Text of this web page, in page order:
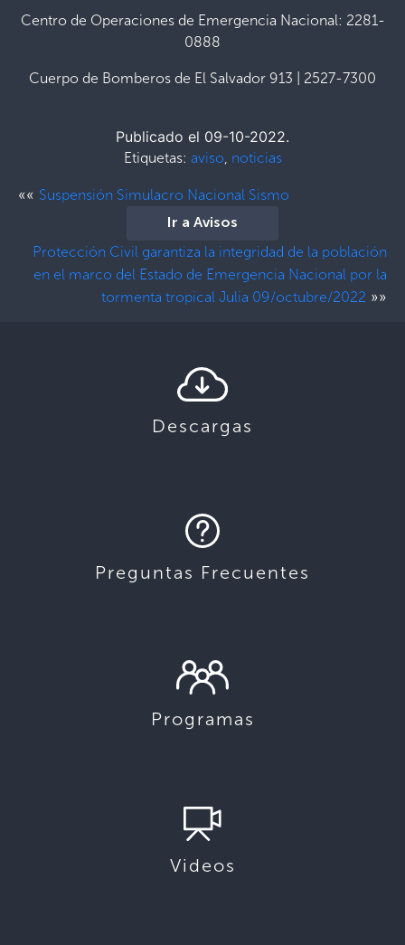
Centro de Operaciones de Emergencia Nacional: 2281-
0888
Cuerpo de Bomberos de El Salvador 913 | 2527-7300
Publicado el 09-10-2022.
Etiquetas: aviso, noticias
«« Suspensión Simulacro Nacional Sismo
Ir a Avisos
Protección Civil garantiza la integridad de la población
en el marco del Estado de Emergencia Nacional por la
tormenta tropical Julia 09/octubre/2022 »»
Descargas
Preguntas Frecuentes
Programas
Videos